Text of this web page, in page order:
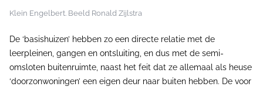
Klein Engelbert. Beeld Ronald Zijlstra
De ‘basishuizen’ hebben zo een directe relatie met de
leerpleinen, gangen en ontsluiting, en dus met de semi-
omsloten buitenruimte, naast het feit dat ze allemaal als heuse
‘doorzonwoningen’ een eigen deur naar buiten hebben. De voor